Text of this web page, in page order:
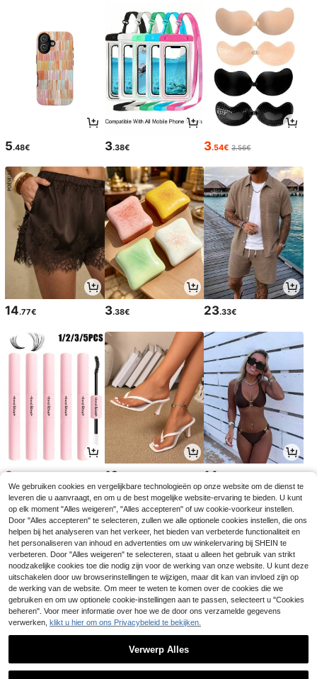
1
5.48€ 3.38€ 3.54€ 3.56€
14.77€ 3.38€ 23.33€
3 16 14
4 2 6
We gebruiken cookies en vergelijkbare technologieën op onze website om de dienst te
leveren die u aanvraagt, en om u de best mogelijke website-ervaring te bieden. U kunt
op elk moment "Alles weigeren", "Alles accepteren" of uw cookie-voorkeur instellen.
Door "Alles accepteren" te selecteren, zullen we alle optionele cookies instellen, die ons
helpen bij het analyseren van het verkeer, het bieden van verbeterde functionaliteit en
het personaliseren van inhoud en advertenties om uw winkelervaring bij SHEIN te
verbeteren. Door "Alles weigeren" te selecteren, staat u alleen het gebruik van strikt
noodzakelijke cookies toe die nodig zijn voor de werking van onze website. U kunt deze
uitschakelen door uw browserinstellingen te wijzigen, maar dit kan van invloed zijn op
de werking van de website. Om meer te weten te komen over de cookies die we
gebruiken en om uw optionele cookie-instellingen aan te passen, selecteert u "Cookies
beheren". Voor meer informatie over hoe we de door ons verzamelde gegevens
verwerken, klikt u hier om ons Privacybeleid te bekijken.
Verwerp Alles